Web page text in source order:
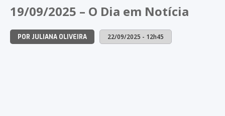
WHATSAPPFACEBOOKTWITTERLINKEDIN
19/09/2025 – O Dia em Notícia
POR JULIANA OLIVEIRA 22/09/2025 - 12h45